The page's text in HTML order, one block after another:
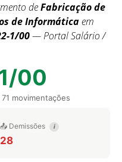
deFabricação de
de Informáticaem
1/00— Portal Salário /
00
71 movimentações
📤 Demissões i
28